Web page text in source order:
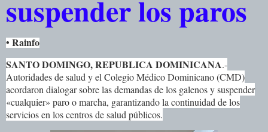
suspender los paros
• Rainfo
SANTO DOMINGO, REPUBLICA DOMINICANA.-
Autoridades de salud y el Colegio Médico Dominicano (CMD)
acordaron dialogar sobre las demandas de los galenos y suspender
«cualquier» paro o marcha, garantizando la continuidad de los
servicios en los centros de salud públicos.